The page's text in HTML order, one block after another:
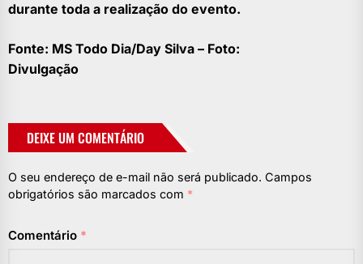
durante toda a realização do evento.
Fonte: MS Todo Dia/Day Silva – Foto:
Divulgação
DEIXE UM COMENTÁRIO
O seu endereço de e-mail não será publicado. Campos
obrigatórios são marcados com *
Comentário *